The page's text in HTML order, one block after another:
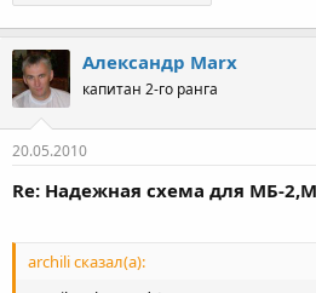
Александр Marx
капитан 2-го ранга
20.05.2010
Re: Надежная схема для МБ-
archili сказал(а):